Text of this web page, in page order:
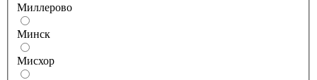
Миллерово
Минск
Мисхор